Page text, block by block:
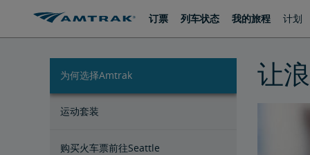
内
导
订票 列车状态 我的旅程 计划
为何选择Amtrak
运动套装
购买火车票前往Seattle
让